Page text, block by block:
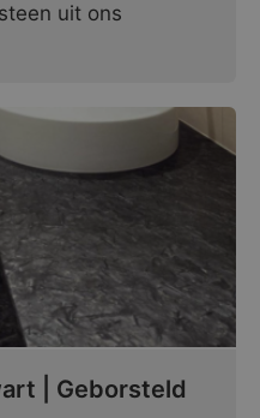
uit ons
| Geborsteld